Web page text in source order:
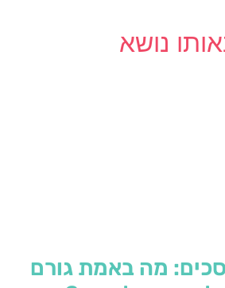
נושא
מה באמת גורם